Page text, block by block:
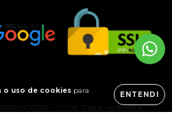
o uso de cookies para
ENTENDI
- 2026. Todos os direitos